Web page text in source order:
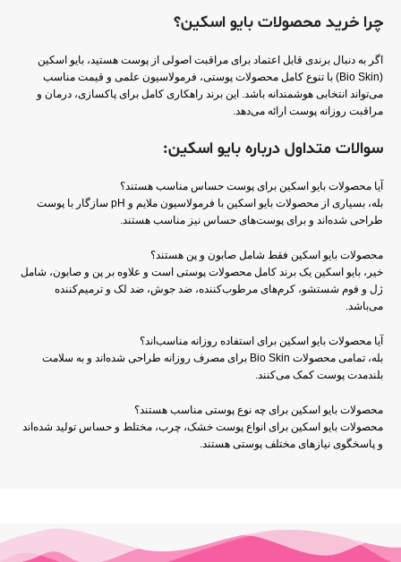
چرا خرید محصولات بایو اسکین؟
اگر به دنبال برندی قابل اعتماد برای مراقبت اصولی از پوست هستید، بایو اسکین
(Bio Skin) با تنوع کامل محصولات پوستی، فرمولاسیون علمی و قیمت مناسب
می‌تواند انتخابی هوشمندانه باشد. این برند راهکاری کامل برای پاکسازی، درمان و
مراقبت روزانه پوست ارائه می‌دهد.
سوالات متداول درباره بایو اسکین:
آیا محصولات بایو اسکین برای پوست حساس مناسب هستند؟
بله، بسیاری از محصولات بایو اسکین با فرمولاسیون ملایم و pH سازگار با پوست
طراحی شده‌اند و برای پوست‌های حساس نیز مناسب هستند.
محصولات بایو اسکین فقط شامل صابون و پن هستند؟
خیر، بایو اسکین یک برند کامل محصولات پوستی است و علاوه بر پن و صابون، شامل
ژل و فوم شستشو، کرم‌های مرطوب‌کننده، ضد جوش، ضد لک و ترمیم‌کننده
می‌باشد.
آیا محصولات بایو اسکین برای استفاده روزانه مناسب‌اند؟
بله، تمامی محصولات Bio Skin برای مصرف روزانه طراحی شده‌اند و به سلامت
بلندمدت پوست کمک می‌کنند.
محصولات بایو اسکین برای چه نوع پوستی مناسب هستند؟
محصولات بایو اسکین برای انواع پوست خشک، چرب، مختلط و حساس تولید شده‌اند
و پاسخگوی نیازهای مختلف پوستی هستند.